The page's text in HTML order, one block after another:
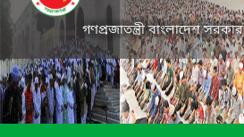
গণপ্রজাতন্ত্রী বাংলাদেশ সরকার